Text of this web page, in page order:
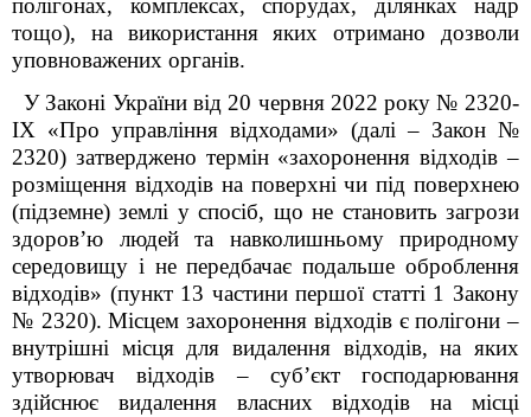
полігонах, комплексах, спорудах, ділянках надр
тощо), на використання яких отримано дозволи
уповноважених органів.
У Законі України від 20 червня 2022 року № 2320-
IX «Про управління відходами» (далі – Закон №
2320) затверджено термін «захоронення відходів ‒
розміщення відходів на поверхні чи під поверхнею
(підземне) землі у спосіб, що не становить загрози
здоров’ю людей та навколишньому природному
середовищу і не передбачає подальше оброблення
відходів» (пункт 13 частини першої статті 1 Закону
№ 2320). Місцем захоронення відходів є полігони ‒
внутрішні місця для видалення відходів, на яких
утворювач відходів – суб’єкт господарювання
здійснює видалення власних відходів на місці